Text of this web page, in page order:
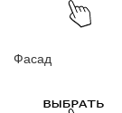
Фасад